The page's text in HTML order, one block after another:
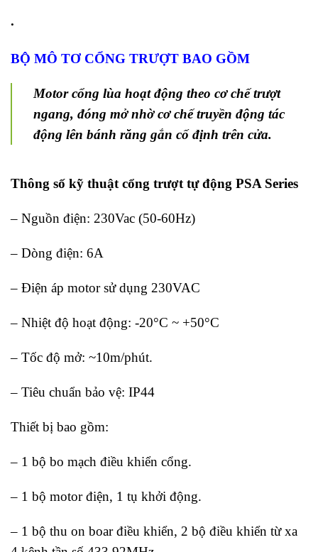
.
BỘ MÔ TƠ CỔNG TRƯỢT BAO GỒM
Motor cổng lùa hoạt động theo cơ chế trượt
ngang, đóng mở nhờ cơ chế truyền động tác
động lên bánh răng gắn cố định trên cửa.
Thông số kỹ thuật cổng trượt tự động PSA Series
– Nguồn điện: 230Vac (50-60Hz)
– Dòng điện: 6A
– Điện áp motor sử dụng 230VAC
– Nhiệt độ hoạt động: -20°C ~ +50°C
– Tốc độ mở: ~10m/phút.
– Tiêu chuẩn bảo vệ: IP44
Thiết bị bao gồm:
– 1 bộ bo mạch điều khiển cổng.
– 1 bộ motor điện, 1 tụ khởi động.
– 1 bộ thu on boar điều khiển, 2 bộ điều khiển từ xa